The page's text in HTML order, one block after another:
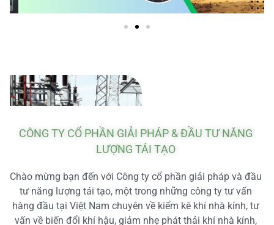
CÔNG TY CỔ PHẦN GIẢI PHÁP & ĐẦU TƯ NĂNG
LƯỢNG TÁI TẠO
Chào mừng bạn đến với Công ty cổ phần giải pháp và đầu
tư năng lượng tái tạo, một trong những công ty tư vấn
hàng đầu tại Việt Nam chuyên về kiểm kê khí nhà kính, tư
vấn về biến đổi khí hậu, giảm nhẹ phát thải khí nhà kính,